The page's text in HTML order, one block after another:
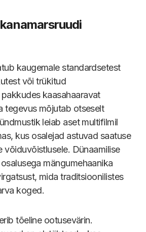
kaugemale standardsetest
või trükitud
kaasahaaravat
tegevus mõjutab otseselt
leiab aset multifilmil
kus osalejad astuvad saatuse
võiduvõistlusele. Dünaamilise
mängumehaanika
mida traditsioonilistes
koged.
tõeline ootusevärin.